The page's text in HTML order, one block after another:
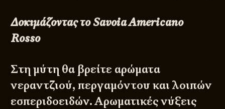
Δοκιμάζοντας το Savoia Americano
Rosso
Στη μύτη θα βρείτε αρώματα
νεραντζιού, περγαμόντου και λοιπών
εσπεριδοειδών. Αρωματικές νύξεις